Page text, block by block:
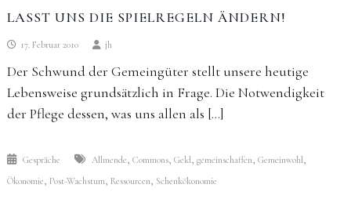
LASST UNS DIE SPIELREGELN ÄNDERN!
17. Februar 2010 jh
Der Schwund der Gemeingüter stellt unsere heutige
Lebensweise grundsätzlich in Frage. Die Notwendigkeit
der Pflege dessen, was uns allen als […]
Gespräche Allmende, Commons, Geld, gemeinschaffen, Gemeinwohl ,
Ökonomie, Post-Wachstum, Ressourcen, Schenkökonomie